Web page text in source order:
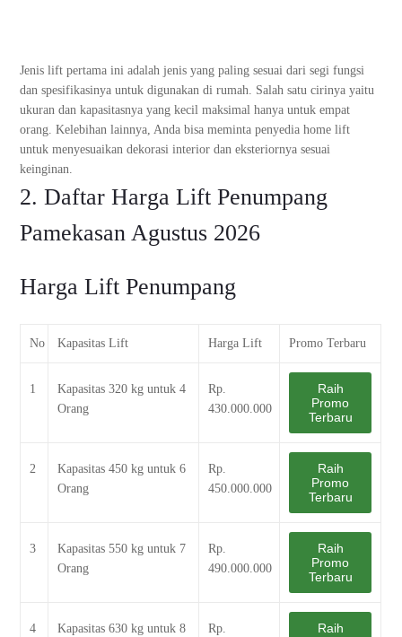
Jenis lift pertama ini adalah jenis yang paling sesuai dari segi fungsi
dan spesifikasinya untuk digunakan di rumah. Salah satu cirinya yaitu
ukuran dan kapasitasnya yang kecil maksimal hanya untuk empat
orang. Kelebihan lainnya, Anda bisa meminta penyedia home lift
untuk menyesuaikan dekorasi interior dan eksteriornya sesuai
keinginan.
2. Daftar Harga Lift Penumpang
Pamekasan Agustus 2026
Harga Lift Penumpang
No Kapasitas Lift Harga Lift Promo Terbaru
1
Kapasitas 320 kg untuk 4
Orang
Rp.
430.000.000
Raih
Promo
Terbaru
2
Kapasitas 450 kg untuk 6
Orang
Rp.
450.000.000
Raih
Promo
Terbaru
3
Kapasitas 550 kg untuk 7
Orang
Rp.
490.000.000
Raih
Promo
Terbaru
4
Kapasitas 630 kg untuk 8
Rp.
Raih